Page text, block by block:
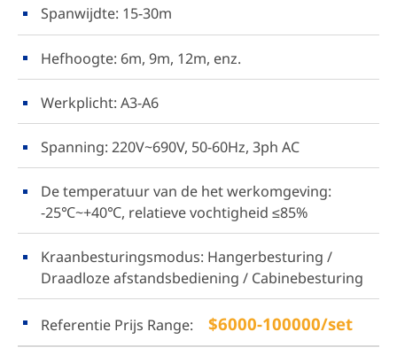
Spanwijdte: 15-30m
Hefhoogte: 6m, 9m, 12m, enz.
Werkplicht: A3-A6
Spanning: 220V~690V, 50-60Hz, 3ph AC
De temperatuur van de het werkomgeving:
-25℃~+40℃, relatieve vochtigheid ≤85%
Kraanbesturingsmodus: Hangerbesturing /
Draadloze afstandsbediening / Cabinebesturing
Referentie Prijs Range: $6000-100000/set